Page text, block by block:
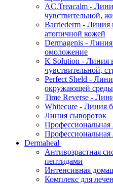
AC.Treacalm -
чувствительной,
Barriederm - Линия
атопичной кожей
Dermagenis - Линия
омоложение
K Solution - Линия
чувствительной,
Perfect Sheld -
окружающей среды
Time Reverse -
Whitecure - Линия
Линия сывороток
Dermaheal
Антивозрастная
пептидами
Интенсивная
Комплекс для